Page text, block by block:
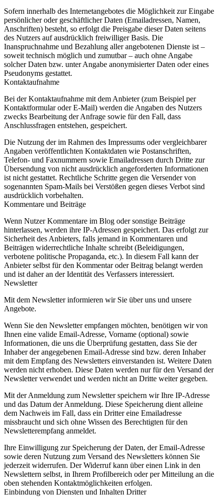
Sofern innerhalb des Internetangebotes die Möglichkeit zur Eingabe
persönlicher oder geschäftlicher Daten (Emailadressen, Namen,
Anschriften) besteht, so erfolgt die Preisgabe dieser Daten seitens
des Nutzers auf ausdrücklich freiwilliger Basis. Die
Inanspruchnahme und Bezahlung aller angebotenen Dienste ist –
soweit technisch möglich und zumutbar – auch ohne Angabe
solcher Daten bzw. unter Angabe anonymisierter Daten oder eines
Pseudonyms gestattet.
Kontaktaufnahme
Bei der Kontaktaufnahme mit dem Anbieter (zum Beispiel per
Kontaktformular oder E-Mail) werden die Angaben des Nutzers
zwecks Bearbeitung der Anfrage sowie für den Fall, dass
Anschlussfragen entstehen, gespeichert.
Die Nutzung der im Rahmen des Impressums oder vergleichbarer
Angaben veröffentlichten Kontaktdaten wie Postanschriften,
Telefon- und Faxnummern sowie Emailadressen durch Dritte zur
Übersendung von nicht ausdrücklich angeforderten Informationen
ist nicht gestattet. Rechtliche Schritte gegen die Versender von
sogenannten Spam-Mails bei Verstößen gegen dieses Verbot sind
ausdrücklich vorbehalten.
Kommentare und Beiträge
Wenn Nutzer Kommentare im Blog oder sonstige Beiträge
hinterlassen, werden ihre IP-Adressen gespeichert. Das erfolgt zur
Sicherheit des Anbieters, falls jemand in Kommentaren und
Beiträgen widerrechtliche Inhalte schreibt (Beleidigungen,
verbotene politische Propaganda, etc.). In diesem Fall kann der
Anbieter selbst für den Kommentar oder Beitrag belangt werden
und ist daher an der Identität des Verfassers interessiert.
Newsletter
Mit dem Newsletter informieren wir Sie über uns und unsere
Angebote.
Wenn Sie den Newsletter empfangen möchten, benötigen wir von
Ihnen eine valide Email-Adresse, Vorname (optional) sowie
Informationen, die uns die Überprüfung gestatten, dass Sie der
Inhaber der angegebenen Email-Adresse sind bzw. deren Inhaber
mit dem Empfang des Newsletters einverstanden ist. Weitere Daten
werden nicht erhoben. Diese Daten werden nur für den Versand der
Newsletter verwendet und werden nicht an Dritte weiter gegeben.
Mit der Anmeldung zum Newsletter speichern wir Ihre IP-Adresse
und das Datum der Anmeldung. Diese Speicherung dient alleine
dem Nachweis im Fall, dass ein Dritter eine Emailadresse
missbraucht und sich ohne Wissen des Berechtigten für den
Newsletterempfang anmeldet.
Ihre Einwilligung zur Speicherung der Daten, der Email-Adresse
sowie deren Nutzung zum Versand des Newsletters können Sie
jederzeit widerrufen. Der Widerruf kann über einen Link in den
Newslettern selbst, in Ihrem Profilbereich oder per Mitteilung an die
oben stehenden Kontaktmöglichkeiten erfolgen.
Einbindung von Diensten und Inhalten Dritter